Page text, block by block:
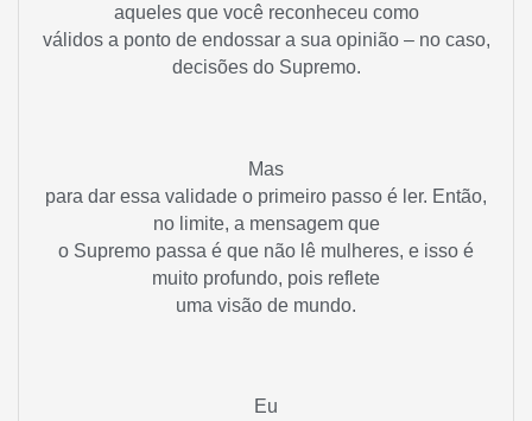
aqueles que você reconheceu como
válidos a ponto de endossar a sua opinião – no caso,
decisões do Supremo.
Mas
para dar essa validade o primeiro passo é ler. Então,
no limite, a mensagem que
o Supremo passa é que não lê mulheres, e isso é
muito profundo, pois reflete
uma visão de mundo.
Eu